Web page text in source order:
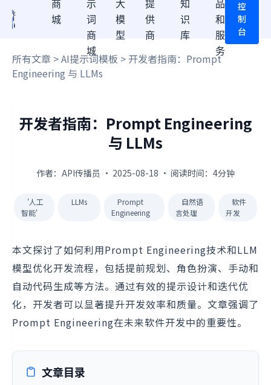
商
城
示
词
商
城
大
模
型
提
供
商
知
识
库
品
和
服
务
控
制
台
所有文章 >AI提示词模板 > 开发者指南：Prompt
Engineering 与 LLMs
开发者指南：Prompt Engineering
与 LLMs
作者：API传播员 · 2025-08-18 · 阅读时间：4分钟
'人工
智能'
LLMs
Prompt
Engineering
自然语
言处理
软件
开发
本文探讨了如何利用Prompt Engineering技术和LLM
模型优化开发流程，包括提前规划、角色扮演、手动和
自动代码生成等方法。通过有效的提示设计和迭代优
化，开发者可以显著提升开发效率和质量。文章强调了
Prompt Engineering在未来软件开发中的重要性。
文章目录